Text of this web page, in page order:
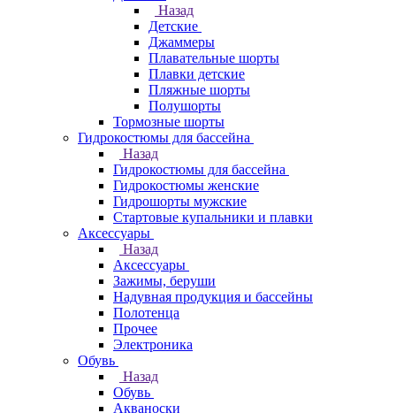
Назад
Детские
Джаммеры
Плавательные шорты
Плавки детские
Пляжные шорты
Полушорты
Тормозные шорты
Гидрокостюмы для бассейна
Назад
Гидрокостюмы для бассейна
Гидрокостюмы женские
Гидрошорты мужские
Стартовые купальники и плавки
Аксессуары
Назад
Аксессуары
Зажимы, беруши
Надувная продукция и бассейны
Полотенца
Прочее
Электроника
Обувь
Назад
Обувь
Акваноски